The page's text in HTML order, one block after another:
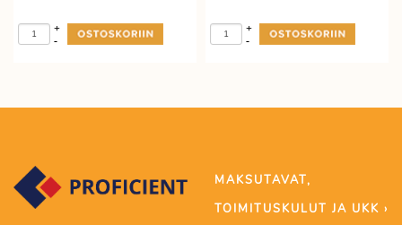
-
+
-
+
MAKSUTAVAT,
TOIMITUSKULUT JA UKK ›